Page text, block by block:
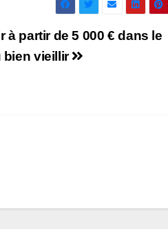
à partir de 5 000 € dans le
bien vieillir